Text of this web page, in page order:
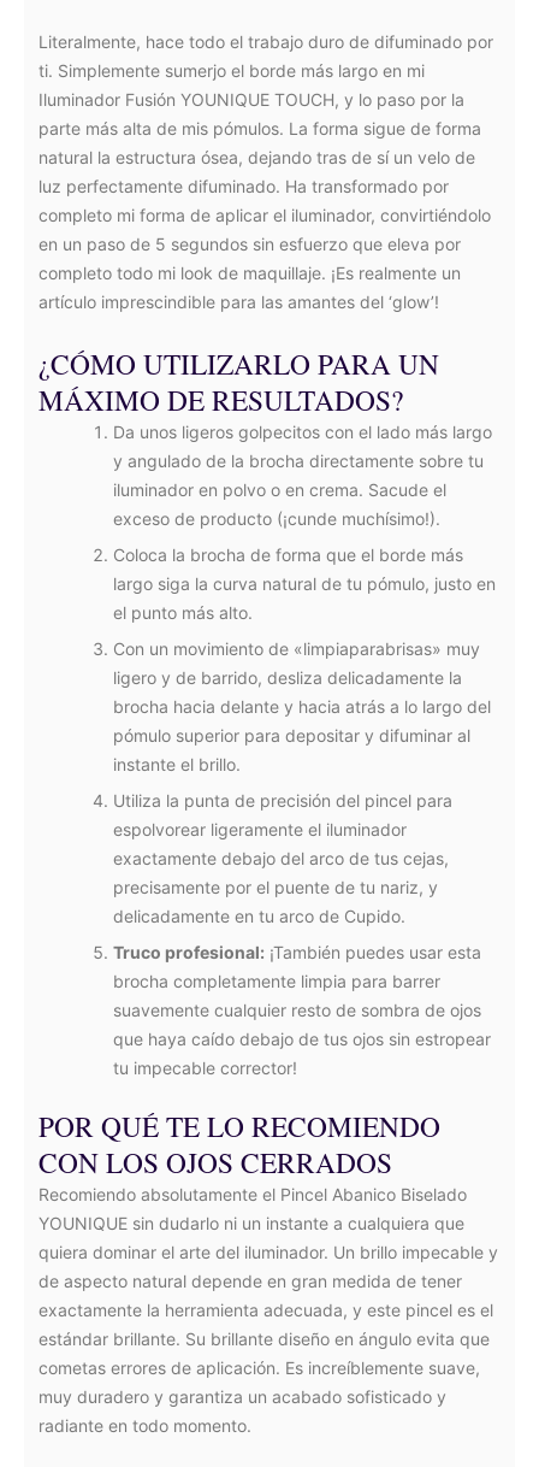
Literalmente, hace todo el trabajo duro de difuminado por
ti. Simplemente sumerjo el borde más largo en mi
Iluminador Fusión YOUNIQUE TOUCH, y lo paso por la
parte más alta de mis pómulos. La forma sigue de forma
natural la estructura ósea, dejando tras de sí un velo de
luz perfectamente difuminado. Ha transformado por
completo mi forma de aplicar el iluminador, convirtiéndolo
en un paso de 5 segundos sin esfuerzo que eleva por
completo todo mi look de maquillaje. ¡Es realmente un
artículo imprescindible para las amantes del ‘glow’!
¿CÓMO UTILIZARLO PARA UN
MÁXIMO DE RESULTADOS?
Da unos ligeros golpecitos con el lado más largo
y angulado de la brocha directamente sobre tu
iluminador en polvo o en crema. Sacude el
exceso de producto (¡cunde muchísimo!).
Coloca la brocha de forma que el borde más
largo siga la curva natural de tu pómulo, justo en
el punto más alto.
Con un movimiento de «limpiaparabrisas» muy
ligero y de barrido, desliza delicadamente la
brocha hacia delante y hacia atrás a lo largo del
pómulo superior para depositar y difuminar al
instante el brillo.
Utiliza la punta de precisión del pincel para
espolvorear ligeramente el iluminador
exactamente debajo del arco de tus cejas,
precisamente por el puente de tu nariz, y
delicadamente en tu arco de Cupido.
Truco profesional: ¡También puedes usar esta
brocha completamente limpia para barrer
suavemente cualquier resto de sombra de ojos
que haya caído debajo de tus ojos sin estropear
tu impecable corrector!
POR QUÉ TE LO RECOMIENDO
CON LOS OJOS CERRADOS
Recomiendo absolutamente el Pincel Abanico Biselado
YOUNIQUE sin dudarlo ni un instante a cualquiera que
quiera dominar el arte del iluminador. Un brillo impecable y
de aspecto natural depende en gran medida de tener
exactamente la herramienta adecuada, y este pincel es el
estándar brillante. Su brillante diseño en ángulo evita que
cometas errores de aplicación. Es increíblemente suave,
muy duradero y garantiza un acabado sofisticado y
radiante en todo momento.